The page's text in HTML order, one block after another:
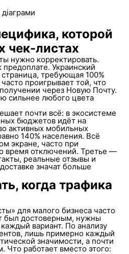
которой
чек-листах
нужно корректировать.
Украинский
требующая 100%
проигрывает той, что
через Новую Почту.
сильнее любого цвета
почти всё: в экосистеме
бюджетов идёт на
активных мобильных
140% населения. Всё
экране, часто при
время отключений. Третье —
реальные отзывы и
значат больше
когда трафика
для малого бизнеса часто
был достоверным, нужны
вариант. По анализу
лишь примерно каждый
значимости, а почти
Что работает вместо этого: